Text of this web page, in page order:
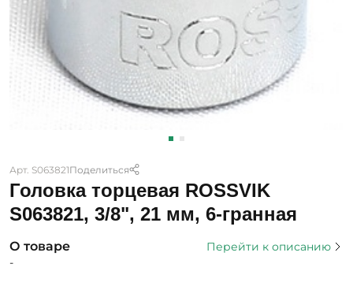
Арт. S063821Поделиться
Головка торцевая ROSSVIK
S063821, 3/8", 21 мм, 6-гранная
О товаре
Перейти к описанию
-